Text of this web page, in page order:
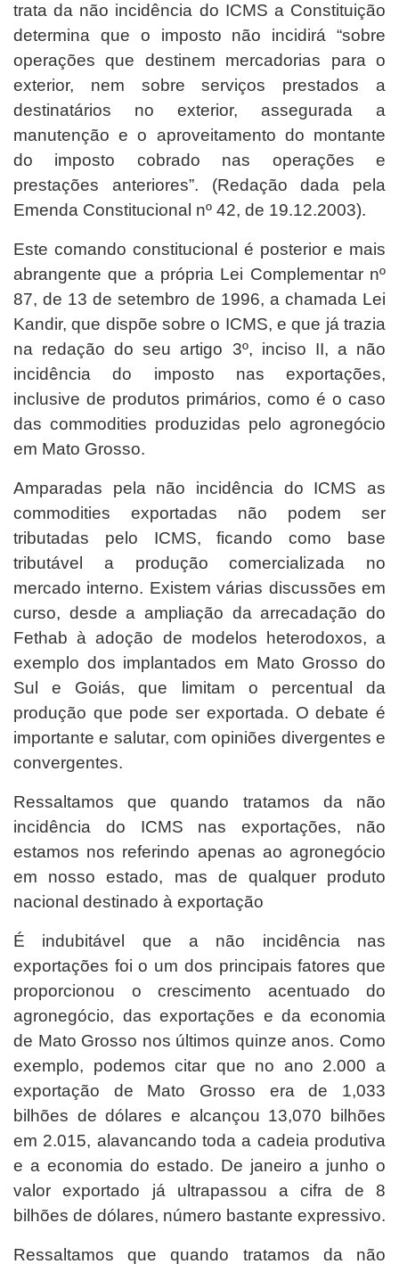
trata da não incidência do ICMS a Constituição
determina que o imposto não incidirá “sobre
operações que destinem mercadorias para o
exterior, nem sobre serviços prestados a
destinatários no exterior, assegurada a
manutenção e o aproveitamento do montante
do imposto cobrado nas operações e
prestações anteriores”. (Redação dada pela
Emenda Constitucional nº 42, de 19.12.2003).
Este comando constitucional é posterior e mais
abrangente que a própria Lei Complementar nº
87, de 13 de setembro de 1996, a chamada Lei
Kandir, que dispõe sobre o ICMS, e que já trazia
na redação do seu artigo 3º, inciso II, a não
incidência do imposto nas exportações,
inclusive de produtos primários, como é o caso
das commodities produzidas pelo agronegócio
em Mato Grosso.
Amparadas pela não incidência do ICMS as
commodities exportadas não podem ser
tributadas pelo ICMS, ficando como base
tributável a produção comercializada no
mercado interno. Existem várias discussões em
curso, desde a ampliação da arrecadação do
Fethab à adoção de modelos heterodoxos, a
exemplo dos implantados em Mato Grosso do
Sul e Goiás, que limitam o percentual da
produção que pode ser exportada. O debate é
importante e salutar, com opiniões divergentes e
convergentes.
Ressaltamos que quando tratamos da não
incidência do ICMS nas exportações, não
estamos nos referindo apenas ao agronegócio
em nosso estado, mas de qualquer produto
nacional destinado à exportação
É indubitável que a não incidência nas
exportações foi o um dos principais fatores que
proporcionou o crescimento acentuado do
agronegócio, das exportações e da economia
de Mato Grosso nos últimos quinze anos. Como
exemplo, podemos citar que no ano 2.000 a
exportação de Mato Grosso era de 1,033
bilhões de dólares e alcançou 13,070 bilhões
em 2.015, alavancando toda a cadeia produtiva
e a economia do estado. De janeiro a junho o
valor exportado já ultrapassou a cifra de 8
bilhões de dólares, número bastante expressivo.
Ressaltamos que quando tratamos da não